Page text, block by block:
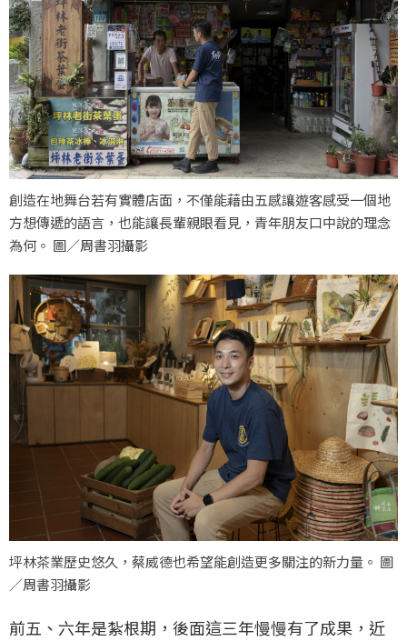
創造在地舞台若有實體店面，不僅能藉由五感讓遊客感受一個地
方想傳遞的語言，也能讓長輩親眼看見，青年朋友口中說的理念
為何。 圖／周書羽攝影
坪林茶業歷史悠久，蔡威德也希望能創造更多關注的新力量。 圖
／周書羽攝影
前五、六年是紮根期，後面這三年慢慢有了成果，近